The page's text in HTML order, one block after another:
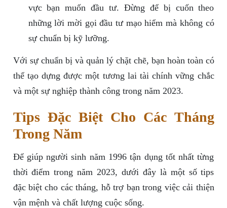
vực bạn muốn đầu tư. Đừng để bị cuốn theo
những lời mời gọi đầu tư mạo hiểm mà không có
sự chuẩn bị kỹ lưỡng.
Với sự chuẩn bị và quản lý chặt chẽ, bạn hoàn toàn có
thể tạo dựng được một tương lai tài chính vững chắc
và một sự nghiệp thành công trong năm 2023.
Tips Đặc Biệt Cho Các Tháng
Trong Năm
Để giúp người sinh năm 1996 tận dụng tốt nhất từng
thời điểm trong năm 2023, dưới đây là một số tips
đặc biệt cho các tháng, hỗ trợ bạn trong việc cải thiện
vận mệnh và chất lượng cuộc sống.